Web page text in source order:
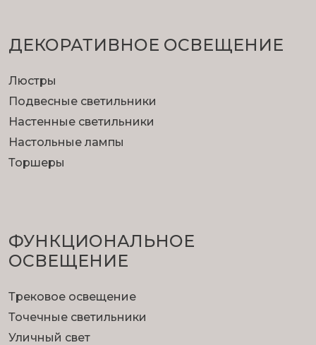
ДЕКОРАТИВНОЕ ОСВЕЩЕНИЕ
Люстры
Подвесные светильники
Настенные светильники
Настольные лампы
Торшеры
ФУНКЦИОНА­ЛЬНОЕ
ОСВЕЩЕНИЕ
Трековое освещение
Точечные светильники
Уличный свет